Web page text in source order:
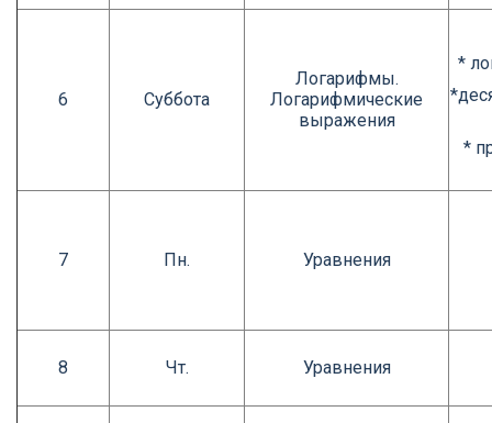
6 Суббота
Логарифмы.
Логарифмические
выражения
*
*
7 Пн. Уравнения
8 Чт. Уравнения